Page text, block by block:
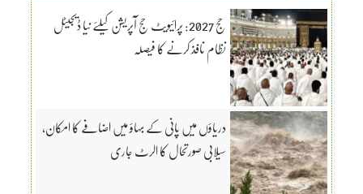
حج 2027: پرائیویٹ حج آپریشن کیلئے نیا ڈیجیٹل
نظام نافذ کرنے کا فیصلہ
دریاؤں میں پانی کے بہاؤ میں اضافے کا امکان،
سیلابی صورتحال کا الرٹ جاری